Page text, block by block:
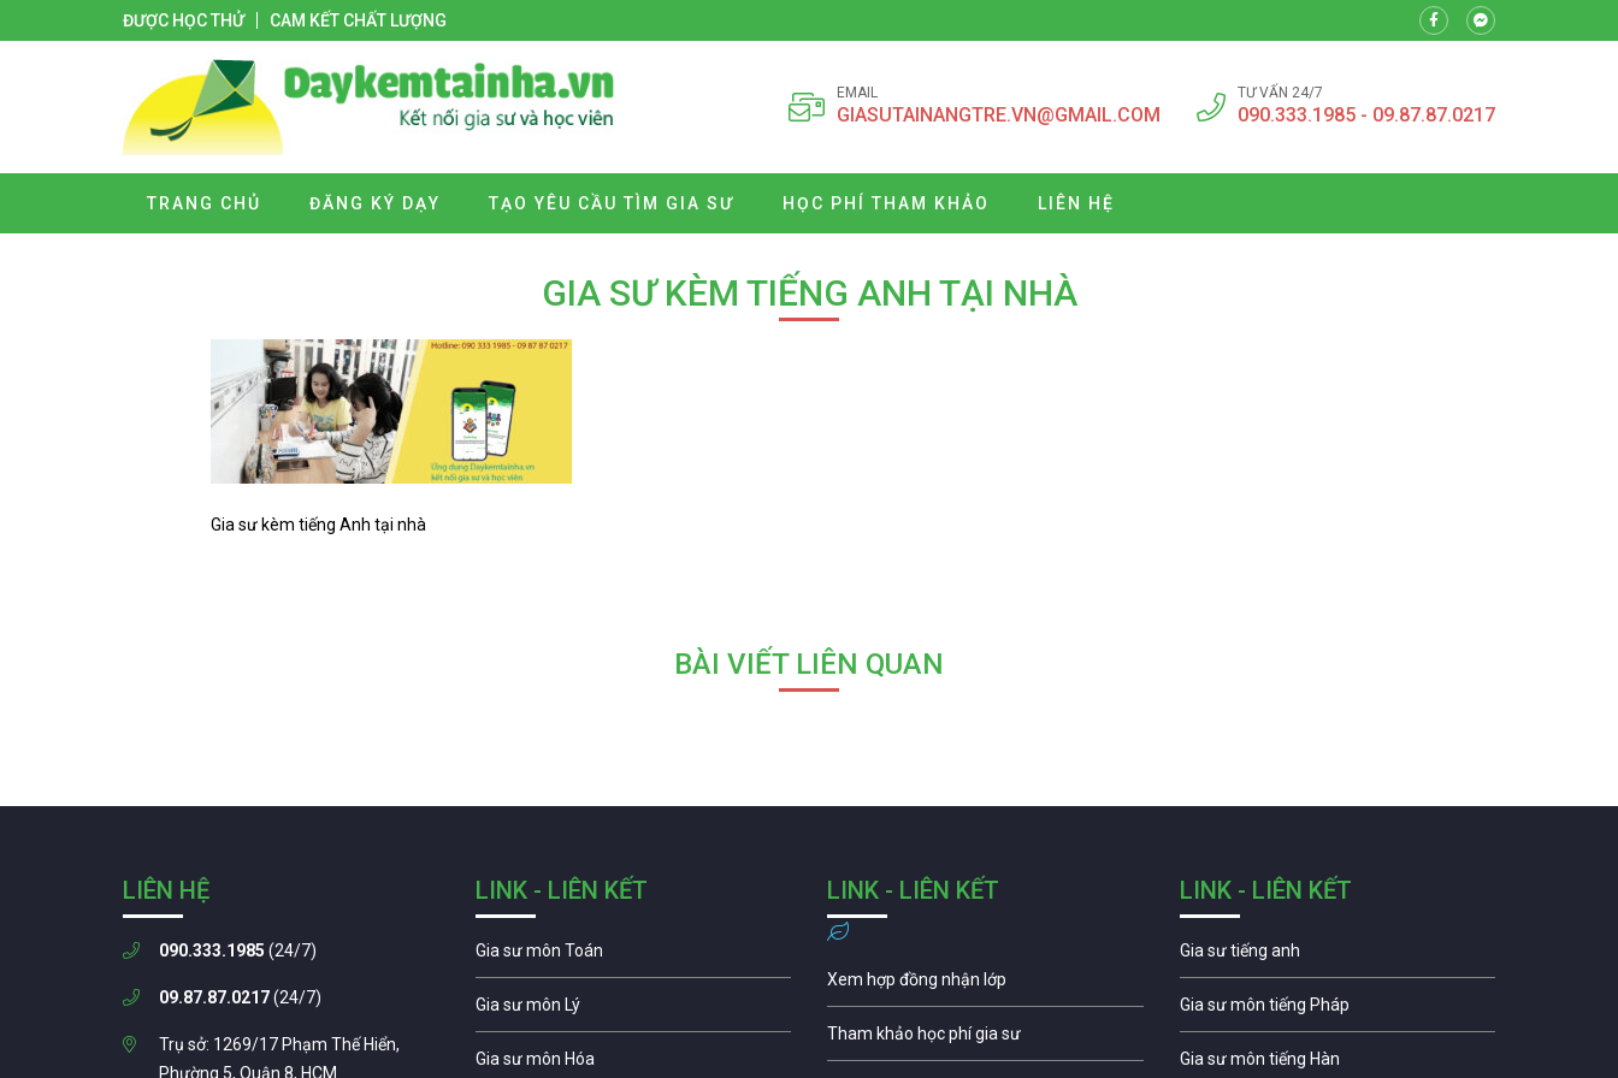
ĐƯỢC HỌC THỬ CAM KẾT CHẤT LƯỢNG
EMAIL
GIASUTAINANGTRE.VN@GMAIL.COM
TƯ VẤN 24/7
090.333.1985 - 09.87.87.0217
TRANG CHỦ ĐĂNG KÝ DẠY TẠO YÊU CẦU TÌM GIA SƯ HỌC PHÍ THAM KHẢO LIÊN HỆ
GIA SƯ KÈM TIẾNG ANH TẠI NHÀ
Gia sư kèm tiếng Anh tại nhà
BÀI VIẾT LIÊN QUAN
LIÊN HỆ
090.333.1985 (24/7)
09.87.87.0217(24/7)
Trụ sở: 1269/17 Phạm Thế Hiển,
Phường 5, Quận 8, HCM
LINK - LIÊN KẾT
Gia sư môn Toán
Gia sư môn Lý
Gia sư môn Hóa
LINK - LIÊN KẾT
Xem hợp đồng nhận lớp
Tham khảo học phí gia sư
LINK - LIÊN KẾT
Gia sư tiếng anh
Gia sư môn tiếng Pháp
Gia sư môn tiếng Hàn